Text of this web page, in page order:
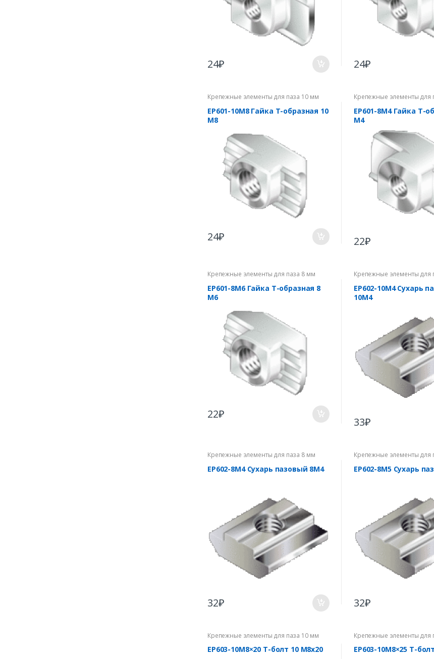
24₽ 24₽
Крепежные элементы для паза 10 мм
EP601-10M8 Гайка Т-образная 10
М8
24₽
Крепежные элементы для
EP601-8M4 Гайка Т-
М4
22₽
Крепежные элементы для паза 8 мм
EP601-8M6 Гайка Т-образная 8
М6
22₽
Крепежные элементы для
EP602-10M4 Сухарь
10М4
33₽
Крепежные элементы для паза 8 мм
EP602-8M4 Сухарь пазовый 8М4
32₽
Крепежные элементы для
EP602-8M5 Сухарь
32₽
Крепежные элементы для паза 10 мм
EP603-10М8×20 Т-болт 10 M8x20
Крепежные элементы для
EP603-10М8×25 Т-